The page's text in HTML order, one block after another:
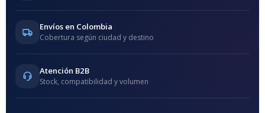
Envíos en Colombia
Cobertura según ciudad y destino
Atención B2B
Stock, compatibilidad y volumen